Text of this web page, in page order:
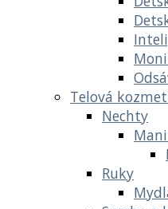
Telová
Nechty
Ruky